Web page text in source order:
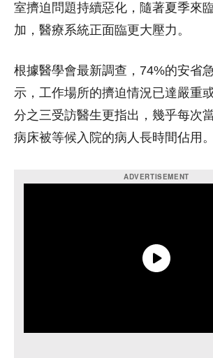
室擠迫問題持續惡化，隨著夏季來
加，醫療系統正面臨更大壓力。
根據醫學會最新調查，74%的安省
示，工作場所的擠迫情況已達嚴重
分之三受訪醫生更指出，幾乎每次
病床被等候入院的病人長時間佔用。